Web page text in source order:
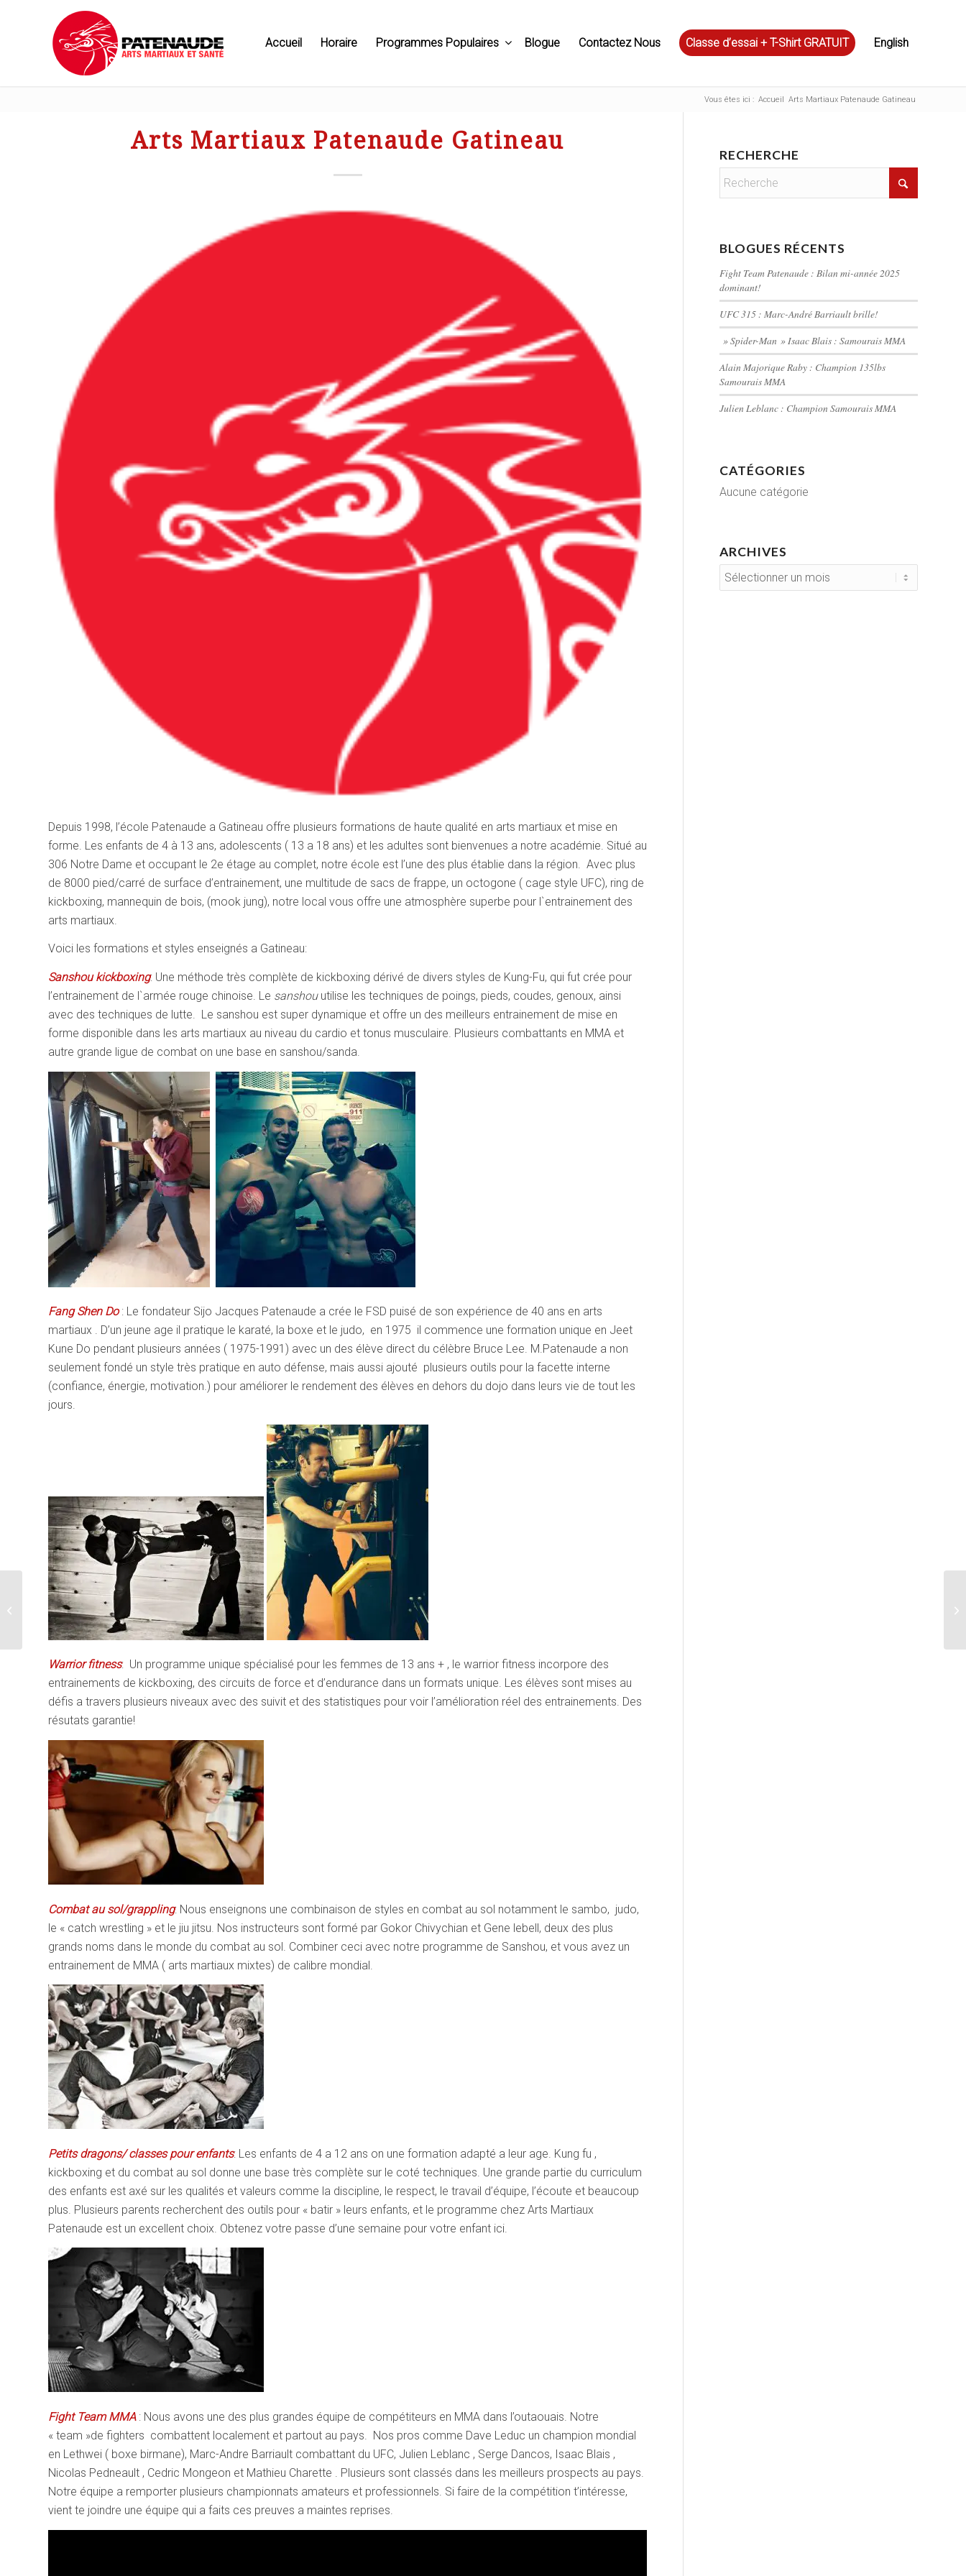
Accueil Horaire Programmes Populaires Blogue Contactez Nous Classe d’essai + T-Shirt GRATUIT English
Vous êtes ici : Accueil Arts Martiaux Patenaude Gatineau
Arts Martiaux Patenaude Gatineau
Depuis 1998, l’école Patenaude a Gatineau offre plusieurs formations de haute qualité en arts martiaux et mise en
forme. Les enfants de 4 à 13 ans, adolescents ( 13 a 18 ans) et les adultes sont bienvenues a notre académie. Situé au
306 Notre Dame et occupant le 2e étage au complet, notre école est l’une des plus établie dans la région. Avec plus
de 8000 pied/carré de surface d’entrainement, une multitude de sacs de frappe, un octogone ( cage style UFC), ring de
kickboxing, mannequin de bois, (mook jung), notre local vous offre une atmosphère superbe pour l`entrainement des
arts martiaux.
Voici les formations et styles enseignés a Gatineau:
Sanshou kickboxing: Une méthode très complète de kickboxing dérivé de divers styles de Kung-Fu, qui fut crée pour
l’entrainement de l`armée rouge chinoise. Le sanshouutilise les techniques de poings, pieds, coudes, genoux, ainsi
avec des techniques de lutte. Le sanshou est super dynamique et offre un des meilleurs entrainement de mise en
forme disponible dans les arts martiaux au niveau du cardio et tonus musculaire. Plusieurs combattants en MMA et
autre grande ligue de combat on une base en sanshou/sanda.
Fang Shen Do: Le fondateur Sijo Jacques Patenaude a crée le FSD puisé de son expérience de 40 ans en arts
martiaux . D’un jeune age il pratique le karaté, la boxe et le judo, en 1975 il commence une formation unique en Jeet
Kune Do pendant plusieurs années ( 1975-1991) avec un des élève direct du célèbre Bruce Lee. M.Patenaude a non
seulement fondé un style très pratique en auto défense, mais aussi ajouté plusieurs outils pour la facette interne
(confiance, énergie, motivation.) pour améliorer le rendement des élèves en dehors du dojo dans leurs vie de tout les
jours.
Warrior fitness: Un programme unique spécialisé pour les femmes de 13 ans + , le warrior fitness incorpore des
entrainements de kickboxing, des circuits de force et d’endurance dans un formats unique. Les élèves sont mises au
défis a travers plusieurs niveaux avec des suivit et des statistiques pour voir l’amélioration réel des entrainements. Des
résutats garantie!
Combat au sol/grappling: Nous enseignons une combinaison de styles en combat au sol notamment le sambo, judo,
le « catch wrestling » et le jiu jitsu. Nos instructeurs sont formé par Gokor Chivychian et Gene lebell, deux des plus
grands noms dans le monde du combat au sol. Combiner ceci avec notre programme de Sanshou, et vous avez un
entrainement de MMA ( arts martiaux mixtes) de calibre mondial.
Petits dragons/ classes pour enfants: Les enfants de 4 a 12 ans on une formation adapté a leur age. Kung fu ,
kickboxing et du combat au sol donne une base très complète sur le coté techniques. Une grande partie du curriculum
des enfants est axé sur les qualités et valeurs comme la discipline, le respect, le travail d’équipe, l’écoute et beaucoup
plus. Plusieurs parents recherchent des outils pour « batir » leurs enfants, et le programme chez Arts Martiaux
Patenaude est un excellent choix. Obtenez votre passe d’une semaine pour votre enfant ici.
Fight Team MMA : Nous avons une des plus grandes équipe de compétiteurs en MMA dans l’outaouais. Notre
« team »de fighters combattent localement et partout au pays. Nos pros comme Dave Leduc un champion mondial
en Lethwei ( boxe birmane), Marc-Andre Barriault combattant du UFC, Julien Leblanc , Serge Dancos, Isaac Blais ,
Nicolas Pedneault , Cedric Mongeon et Mathieu Charette . Plusieurs sont classés dans les meilleurs prospects au pays.
Notre équipe a remporter plusieurs championnats amateurs et professionnels. Si faire de la compétition t’intéresse,
vient te joindre une équipe qui a faits ces preuves a maintes reprises.
RECHERCHE
BLOGUES RÉCENTS
Fight Team Patenaude : Bilan mi-année 2025
dominant!
UFC 315 : Marc-André Barriault brille!
» Spider-Man » Isaac Blais : Samourais MMA
Alain Majorique Raby : Champion 135lbs
Samourais MMA
Julien Leblanc : Champion Samourais MMA
CATÉGORIES
Aucune catégorie
ARCHIVES
2 membres de Team
Patenaude MMA
victorieux!